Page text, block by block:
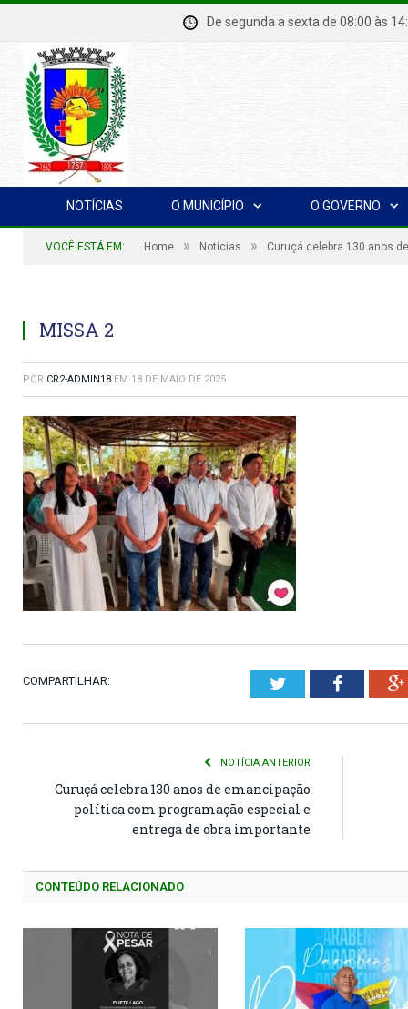
De segunda a sexta de 08:00
NOTÍCIAS O MUNICÍPIO O GOVERNO
VOCÊ ESTÁ EM: Home » Notícias » Curuçá celebra 130 anos
MISSA 2
POR CR2-ADMIN18 EM 18 DE MAIO DE 2025
COMPARTILHAR: Twitter
NOTÍCIA ANTERIOR
Curuçá celebra 130 anos de emancipação
política com programação especial e
entrega de obra importante
CONTEÚDO RELACIONADO